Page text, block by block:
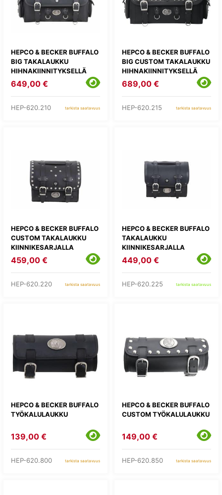
HEPCO & BECKER BUFFALO
BIG TAKALAUKKU
HIHNAKIINNITYKSELLÄ
649,00 €
HEP-620.210 tarkista saatavuus
HEPCO & BECKER BUFFALO
BIG CUSTOM TAKALAUKKU
HIHNAKIINNITYKSELLÄ
689,00 €
HEP-620.215 tarkista saatavuus
HEPCO & BECKER BUFFALO
CUSTOM TAKALAUKKU
KIINNIKESARJALLA
459,00 €
HEP-620.220 tarkista saatavuus
HEPCO & BECKER BUFFALO
TAKALAUKKU
KIINNIKESARJALLA
449,00 €
HEP-620.225 tarkista saatavuus
HEPCO & BECKER BUFFALO
TYÖKALULAUKKU
139,00 €
HEP-620.800 tarkista saatavuus
HEPCO & BECKER BUFFALO
CUSTOM TYÖKALULAUKKU
149,00 €
HEP-620.850 tarkista saatavuus